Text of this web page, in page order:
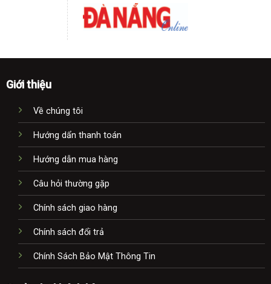
Giới thiệu
Về chúng tôi
Hướng dẩn thanh toán
Hướng dẫn mua hàng
Câu hỏi thường gặp
Chính sách giao hàng
Chính sách đổi trả
Chính Sách Bảo Mật Thông Tin